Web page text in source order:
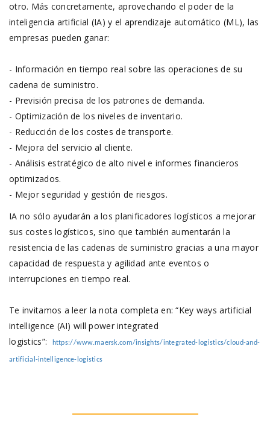
otro. Más concretamente, aprovechando el poder de la
inteligencia artificial (IA) y el aprendizaje automático (ML), las
empresas pueden ganar:
- Información en tiempo real sobre las operaciones de su
cadena de suministro.
- Previsión precisa de los patrones de demanda.
- Optimización de los niveles de inventario.
- Reducción de los costes de transporte.
- Mejora del servicio al cliente.
- Análisis estratégico de alto nivel e informes financieros
optimizados.
- Mejor seguridad y gestión de riesgos.
IA no sólo ayudarán a los planificadores logísticos a mejorar
sus costes logísticos, sino que también aumentarán la
resistencia de las cadenas de suministro gracias a una mayor
capacidad de respuesta y agilidad ante eventos o
interrupciones en tiempo real.
Te invitamos a leer la nota completa en: “Key ways artificial
intelligence (AI) will power integrated
logistics”:
https://www.maersk.com/insights/integrated-logistics/cloud-and-
artificial-intelligence-logistics